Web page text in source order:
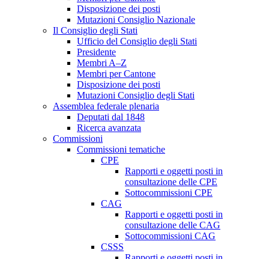
Disposizione dei posti
Mutazioni Consiglio Nazionale
Il Consiglio degli Stati
Ufficio del Consiglio degli Stati
Presidente
Membri A–Z
Membri per Cantone
Disposizione dei posti
Mutazioni Consiglio degli Stati
Assemblea federale plenaria
Deputati dal 1848
Ricerca avanzata
Commissioni
Commissioni tematiche
CPE
Rapporti e oggetti posti in
consultazione delle CPE
Sottocommissioni CPE
CAG
Rapporti e oggetti posti in
consultazione delle CAG
Sottocommissioni CAG
CSSS